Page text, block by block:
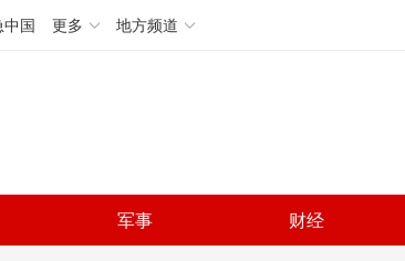
中国 更多 地方频道
军事 财经